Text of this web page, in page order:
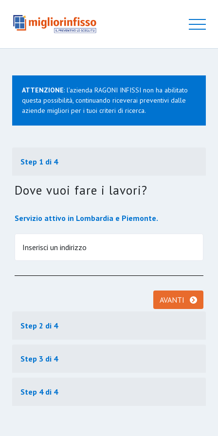
ATTENZIONE: l’azienda RAGONI INFISSI non ha abilitato
questa possibilità, continuando riceverai preventivi dalle
aziende migliori per i tuoi criteri di ricerca.
Step 1 di 4
Dove vuoi fare i lavori?
Servizio attivo in Lombardia e Piemonte.
Inserisci un indirizzo
AVANTI
Step 2 di 4
Step 3 di 4
Step 4 di 4